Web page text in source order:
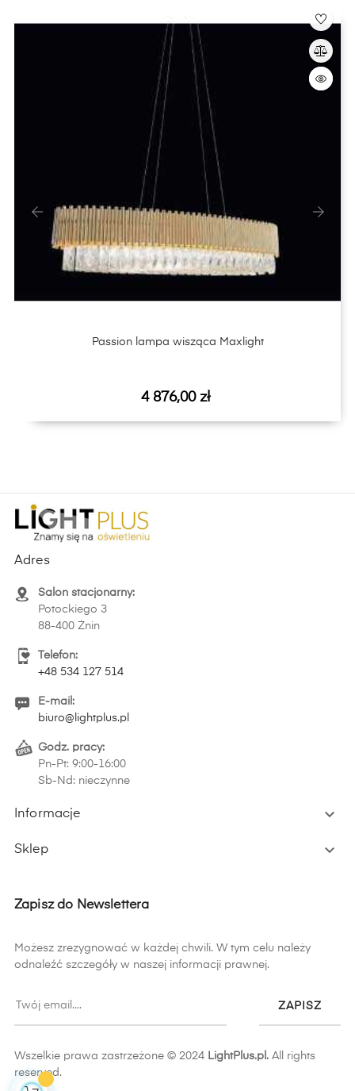
Passion lampa wisząca Maxlight
Cena
4 876,00 zł
Adres
Salon stacjonarny:
Potockiego 3
88-400 Żnin
Telefon:
+48 534 127 514
E-mail:
biuro@lightplus.pl
Godz. pracy:
Pn-Pt: 9:00-16:00
Sb-Nd: nieczynne
Informacje 
Sklep 
Zapisz do Newslettera
Możesz zrezygnować w każdej chwili. W tym celu należy
odnaleźć szczegóły w naszej informacji prawnej.
ZAPISZ
Wszelkie prawa zastrzeżone © 2024 LightPlus.pl. All rights
reserved.